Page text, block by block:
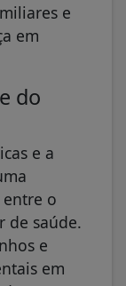
e
em
do
e a
o
de saúde.
e
em